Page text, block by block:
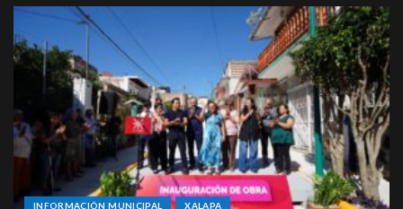
INFORMACIÓN MUNICIPAL XALAPA